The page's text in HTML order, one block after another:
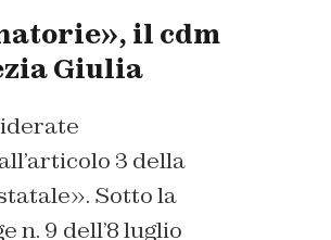
il cdm
Giulia
3 della
Sotto la
n. 9 dell’8 luglio